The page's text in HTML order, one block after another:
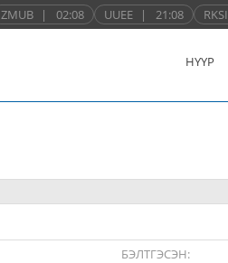
ZMUB | 02:08 UUEE | 21:08 RKSI
НҮҮР
БЭЛТГЭСЭН: